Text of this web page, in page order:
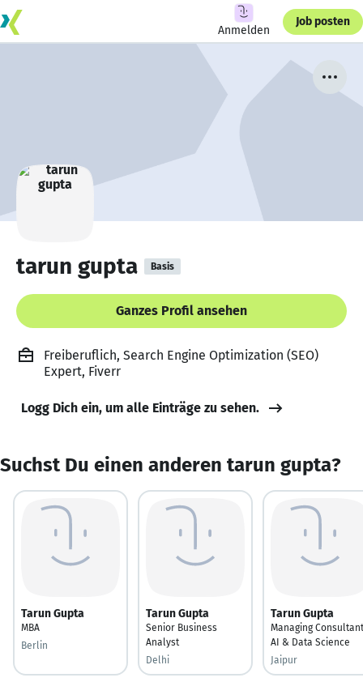
Anmelden
Job posten
tarun gupta Basis
Ganzes Profil ansehen
Freiberuflich, Search Engine Optimization (SEO)
Expert, Fiverr
Logg Dich ein, um alle Einträge zu sehen.
Suchst Du einen anderen tarun gupta?
Tarun Gupta
MBA
Berlin
Tarun Gupta
Senior Business
Analyst
Delhi
Tarun Gupta
Managing
AI & Data Science
Jaipur